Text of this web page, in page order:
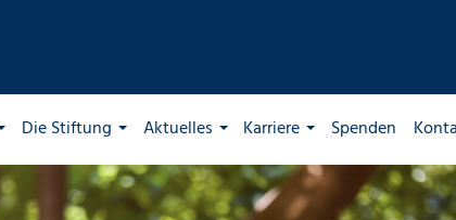
Die Stiftung Aktuelles Karriere Spenden